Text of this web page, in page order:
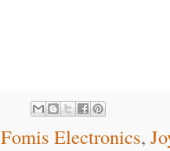
Fomis Electronics,